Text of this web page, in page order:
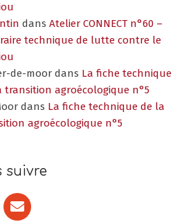
dans Atelier CONNECT n°60 –
technique de lutte contre le
de-moor dans La fiche technique
transition agroécologique n°5
dans La fiche technique de la
agroécologique n°5
suivre